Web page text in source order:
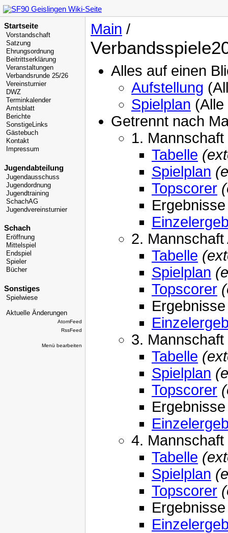
Startseite
Vorstandschaft
Satzung
Ehrungsordnung
Beitrittserklärung
Veranstaltungen
Verbandsrunde 25/26
Vereinsturnier
DWZ
Terminkalender
Amtsblatt
Berichte
SonstigeLinks
Gästebuch
Kontakt
Impressum
Jugendabteilung
Jugendausschuss
Jugendordnung
Jugendtraining
SchachAG
Jugendvereinsturnier
Schach
Eröffnung
Mittelspiel
Endspiel
Spieler
Bücher
Sonstiges
Spielwiese
Aktuelle Änderungen
AtomFeed
RssFeed
Menü bearbeiten
Main /
Alles auf einen
Aufstellung
Spielplan
Getrennt nach
1.
Tabelle
Spielplan
Topscorer
2.
Tabelle
Spielplan
Topscorer
3.
Tabelle
Spielplan
Topscorer
4.
Tabelle
Spielplan
Topscorer